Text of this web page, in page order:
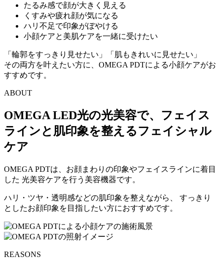
たるみ感で顔が大きく見える
くすみや疲れ顔が気になる
ハリ不足で印象がぼやける
小顔ケアと美肌ケアを一緒に受けたい
「輪郭をすっきり見せたい」「肌もきれいに見せたい」
その両方を叶えたい方に、OMEGA PDTによる小顔ケアがお
すすめです。
ABOUT
OMEGA LED光の光美容で、フェイス
ラインと肌印象を整えるフェイシャル
ケア
OMEGA PDTは、お顔まわりの印象やフェイスラインに着目
した 光美容ケアを行う美容機器です。
ハリ・ツヤ・透明感などの肌印象を整えながら、 すっきり
としたお顔印象を目指したい方におすすめです。
REASONS